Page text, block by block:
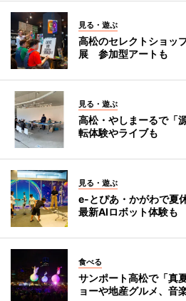
見る・遊ぶ
高松のセレクトショッ
展 参加型アートも
見る・遊ぶ
高松・やしまーるで「
転体験やライブも
見る・遊ぶ
e-とぴあ・かがわで夏
最新AIロボット体験も
食べる
サンポート高松で「真
ョーや地産グルメ、音